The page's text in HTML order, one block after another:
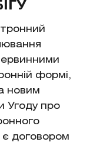
формі,
новим
Угоду про
є договором